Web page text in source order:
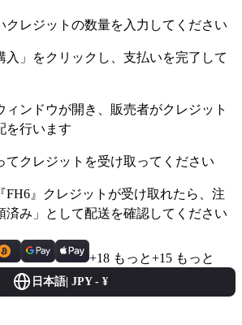
クレジットの数量を入力してください
入」をクリックし、支払いを完了して
ィンドウが開き、販売者がクレジット
を行います
てクレジットを受け取ってください
FH6』クレジットが受け取れたら、注
済み」として配送を確認してください
+18 もっと+15 もっと
日本語 JPY - ¥